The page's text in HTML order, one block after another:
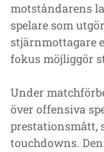
motståndarens
spelare som
stjärnmottagare
fokus möjliggör
Under
över offensiva
prestationsmått,
touchdowns.